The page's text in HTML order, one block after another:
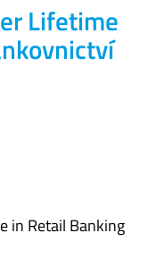
Lifetime
in Retail Banking